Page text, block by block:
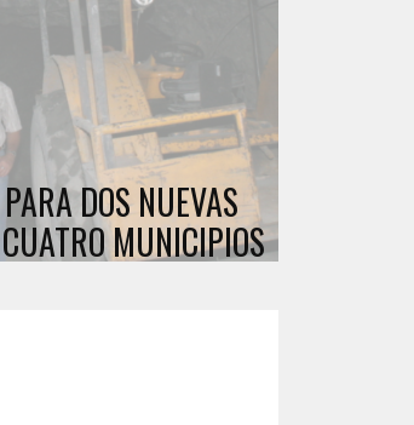
DOS NUEVAS
MUNICIPIOS